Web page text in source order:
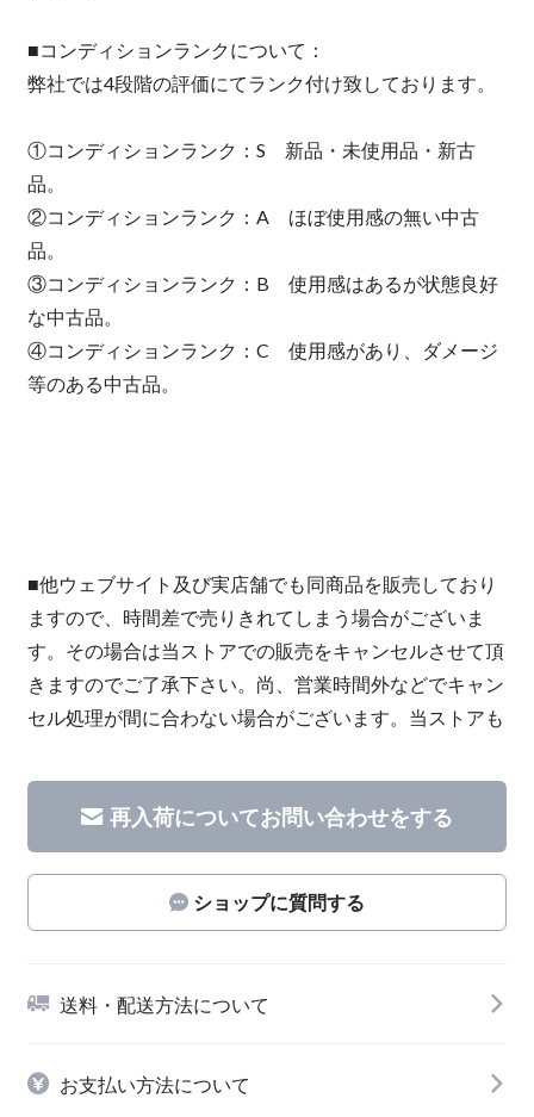
■コンディションランクについて：
弊社では4段階の評価にてランク付け致しております。
①コンディションランク：S 新品・未使用品・新古
品。
②コンディションランク：A ほぼ使用感の無い中古
品。
③コンディションランク：B 使用感はあるが状態良好
な中古品。
④コンディションランク：C 使用感があり、ダメージ
等のある中古品。
■他ウェブサイト及び実店舗でも同商品を販売しており
ますので、時間差で売りきれてしまう場合がございま
す。その場合は当ストアでの販売をキャンセルさせて頂
きますのでご了承下さい。尚、営業時間外などでキャン
セル処理が間に合わない場合がございます。当ストアも
再入荷についてお問い合わせをする
ショップに質問する
送料・配送方法について
お支払い方法について